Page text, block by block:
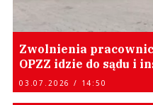
Zwolnienia
OPZZ idzie do sądu i
03.07.2026 / 14:50